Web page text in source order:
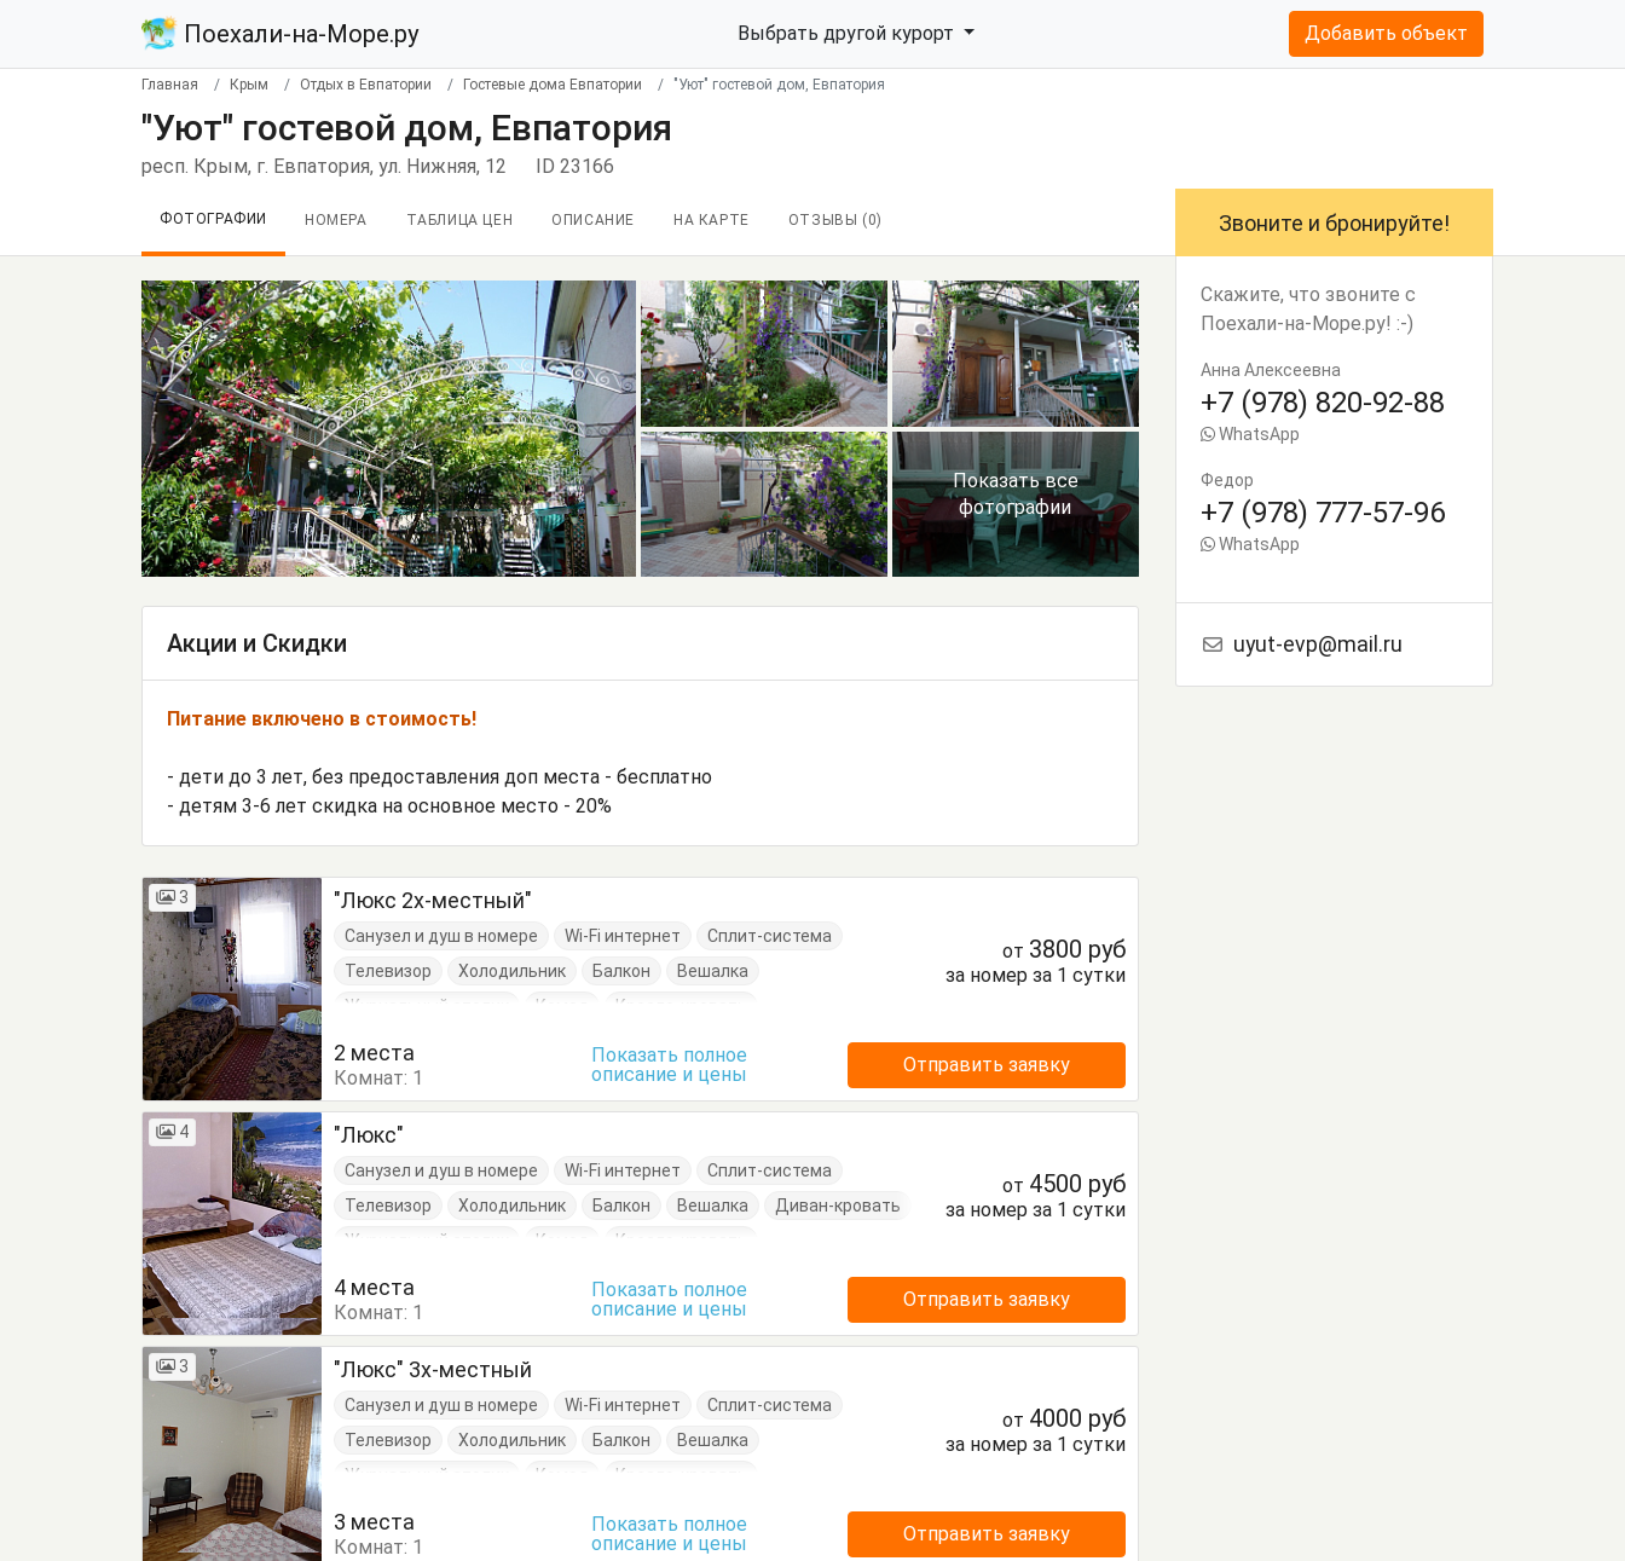
Поехали-на-Море.ру Выбрать другой курорт Добавить объект
Главная Крым Отдых в Евпатории Гостевые дома Евпатории "Уют" гостевой дом, Евпатория
"Уют" гостевой дом, Евпатория
респ. Крым, г. Евпатория, ул. Нижняя, 12 ID 23166
ФОТОГРАФИИ НОМЕРА ТАБЛИЦА ЦЕН ОПИСАНИЕ НА КАРТЕ ОТЗЫВЫ ( 0)
Показать все
фотографии
Акции и Скидки
Питание включено в стоимость!
- дети до 3 лет, без предоставления доп места - бесплатно
- детям 3-6 лет скидка на основное место - 20%
3 "Люкс 2х-местный"
Санузел и душ в номере Wi-Fi интернет
Сплит-система
Телевизор
Холодильник Балкон
Вешалка
Журнальный столик
Комод
Кресло-кровать
Тумбочки
Шкаф
от 3800 руб
за номер за 1 сутки
2 места
Комнат: 1
Показать полное
описание и цены
Отправить заявку
4 "Люкс"
Санузел и душ в номере Wi-Fi интернет
Сплит-система
Телевизор
Холодильник Балкон Вешалка
Диван-кровать
Журнальный столик
Комод
Кресло-кровать
Тумбочки
Шкаф
от 4500 руб
за номер за 1 сутки
4 места
Комнат: 1
Показать полное
описание и цены
Отправить заявку
3 "Люкс" 3х-местный
Санузел и душ в номере Wi-Fi интернет
Сплит-система
Телевизор
Холодильник Балкон
Вешалка
Журнальный столик
Комод
Кресло-кровать
Пуфик
Стулья
от 4000 руб
за номер за 1 сутки
3 места
Комнат: 1
Показать полное
описание и цены
Отправить заявку
Звоните и бронируйте!
Скажите, что звоните с
Поехали-на-Море.ру! :-)
Анна Алексеевна
+7 (978) 820-92-88
WhatsApp
Федор
+7 (978) 777-57-96
WhatsApp
uyut-evp@mail.ru